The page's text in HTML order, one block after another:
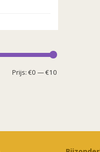
Prijs: €0 —€10